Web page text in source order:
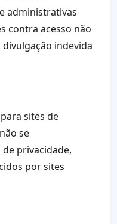
administrativas
contra acesso não
indevida
sites de
se
privacidade,
por sites